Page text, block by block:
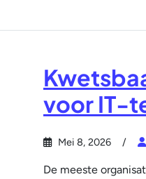
voor IT-
Mei 8, 2026
De meeste